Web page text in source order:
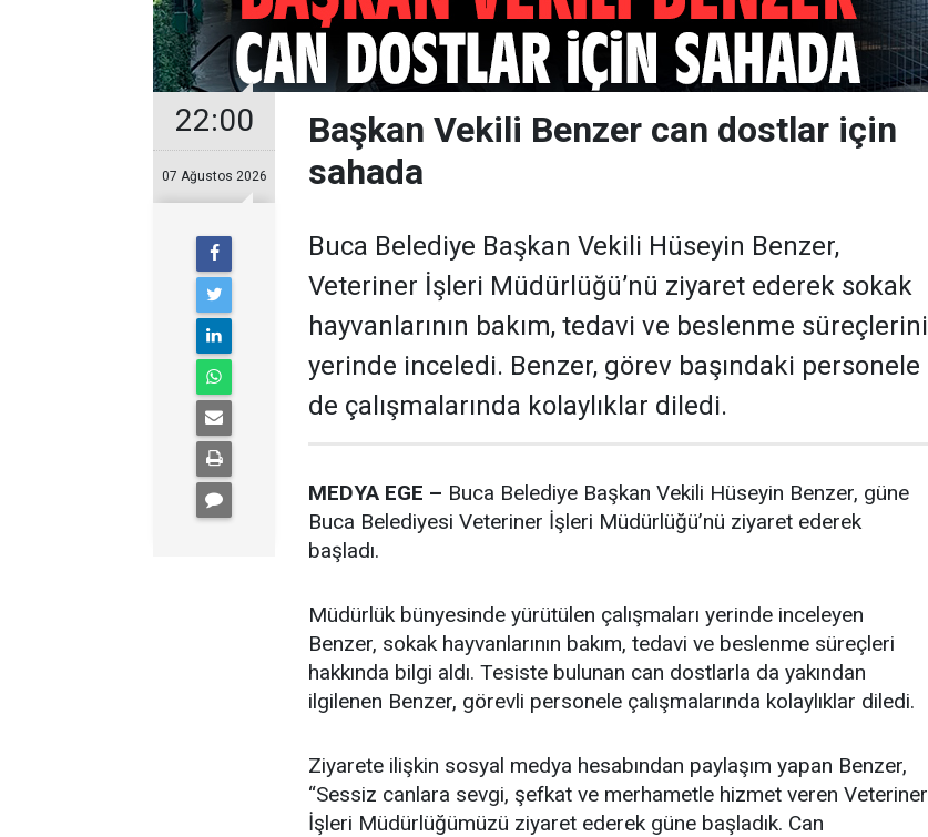
22:00
07 Ağustos 2026
Başkan Vekili Benzer can dostlar için
sahada
Buca Belediye Başkan Vekili Hüseyin Benzer,
Veteriner İşleri Müdürlüğü’nü ziyaret ederek sokak
hayvanlarının bakım, tedavi ve beslenme süreçlerini
yerinde inceledi. Benzer, görev başındaki personele
de çalışmalarında kolaylıklar diledi.
MEDYA EGE – Buca Belediye Başkan Vekili Hüseyin Benzer, güne
Buca Belediyesi Veteriner İşleri Müdürlüğü’nü ziyaret ederek
başladı.
Müdürlük bünyesinde yürütülen çalışmaları yerinde inceleyen
Benzer, sokak hayvanlarının bakım, tedavi ve beslenme süreçleri
hakkında bilgi aldı. Tesiste bulunan can dostlarla da yakından
ilgilenen Benzer, görevli personele çalışmalarında kolaylıklar diledi.
Ziyarete ilişkin sosyal medya hesabından paylaşım yapan Benzer,
“Sessiz canlara sevgi, şefkat ve merhametle hizmet veren Veteriner
İşleri Müdürlüğümüzü ziyaret ederek güne başladık. Can